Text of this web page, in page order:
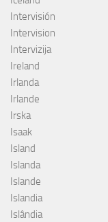
Intervisión
Intervision
Intervizija
Ireland
Irlanda
Irlande
Irska
Isaak
Island
Islanda
Islande
Islandia
Islândia